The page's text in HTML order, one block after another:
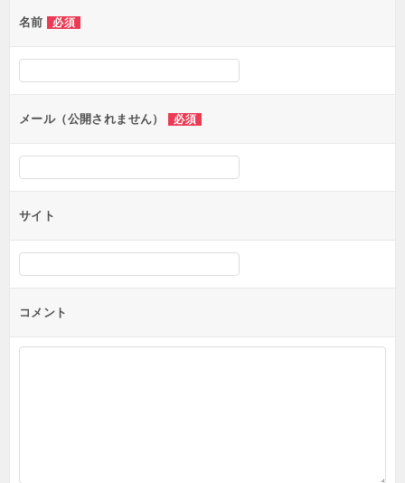
ー
シ
ン
名前 必須
メール（公開されません） 必須
サイト
コメント